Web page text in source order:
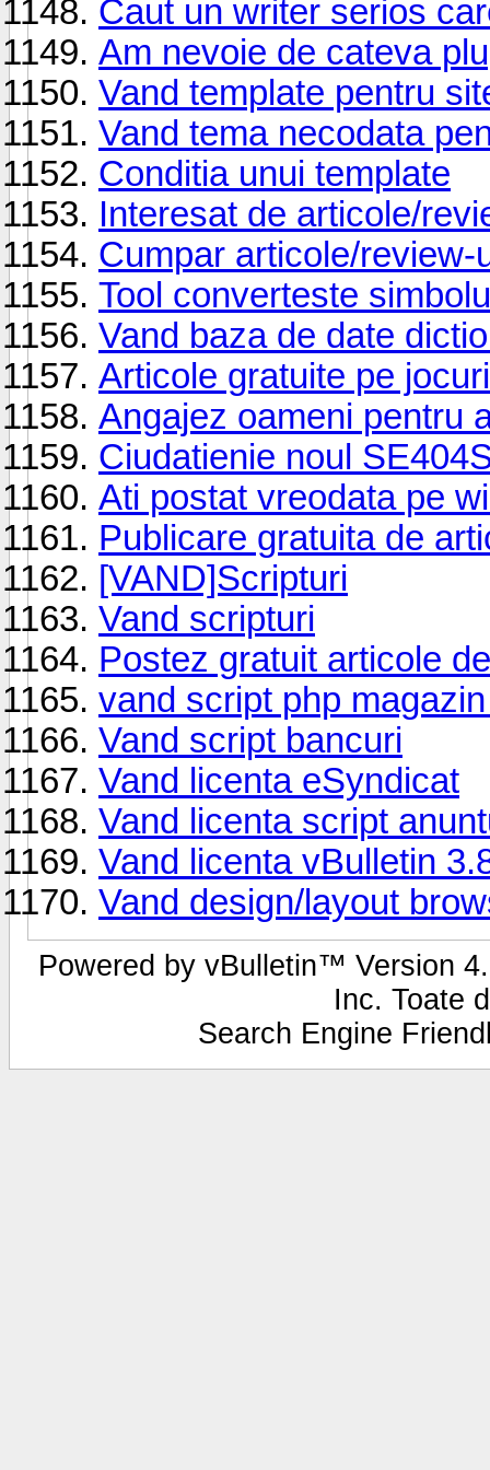
Caut un writer serios
Am nevoie de cateva
Vand template pentru
Vand tema necodata
Conditia unui template
Interesat de articole/
Cumpar articole/
Tool converteste
Vand baza de date
Articole gratuite pe
Angajez oameni pentru
Ciudatienie noul
Ati postat vreodata pe
Publicare gratuita de
[VAND]Scripturi
Vand scripturi
Postez gratuit articole
vand script php
Vand script bancuri
Vand licenta eSyndicat
Vand licenta script
Vand licenta vBulletin
Vand design/layout
Powered by vBulletin™ Version
Inc. Toate
Search Engine